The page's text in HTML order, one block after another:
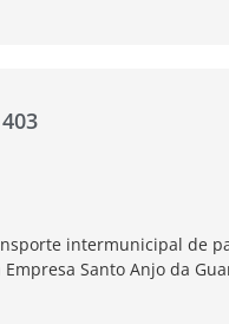
intermunicipal de
Santo Anjo da